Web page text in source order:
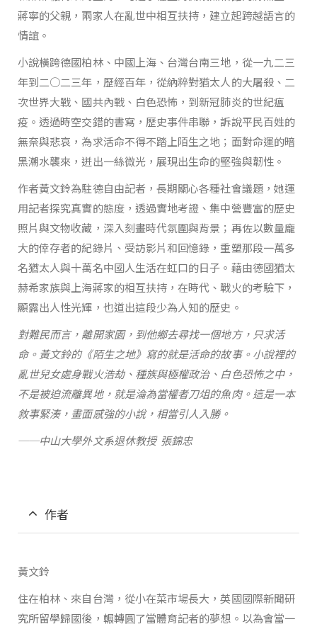
蔣寧的父親，兩家人在亂世中相互扶持，建立起跨越語言的
情誼。
小說橫跨德國柏林、中國上海、台灣台南三地，從一九二三
年到二○二三年，歷經百年，從納粹對猶太人的大屠殺、二
次世界大戰、國共內戰、白色恐怖，到新冠肺炎的世紀瘟
疫。透過時空交錯的書寫，歷史事件串聯，訴說平民百姓的
無奈與悲哀，為求活命不得不踏上陌生之地；面對命運的暗
黑潮水襲來，迸出一絲微光，展現出生命的堅強與韌性。
作者黃文鈴為駐德自由記者，長期關心各種社會議題，她運
用記者探究真實的態度，透過實地考證、集中營豐富的歷史
照片與文物收藏，深入刻畫時代氛圍與背景；再佐以數量龐
大的倖存者的紀錄片、受訪影片和回憶錄，重塑那段一萬多
名猶太人與十萬名中國人生活在虹口的日子。藉由德國猶太
赫希家族與上海蔣家的相互扶持，在時代、戰火的考驗下，
顯露出人性光輝，也道出這段少為人知的歷史。
對難民而言，離開家園，到他鄉去尋找一個地方，只求活
命。黃文鈴的《陌生之地》寫的就是活命的故事。小說裡的
亂世兒女處身戰火浩劫、種族與極權政治、白色恐怖之中，
不是被迫流離異地，就是淪為當權者刀俎的魚肉。這是一本
敘事緊湊，畫面感強的小說，相當引人入勝。
──中山大學外文系退休教授 張錦忠
作者
黃文鈴
住在柏林、來自台灣，從小在菜市場長大，英國國際新聞研
究所留學歸國後，輾轉圓了當體育記者的夢想。以為會當一